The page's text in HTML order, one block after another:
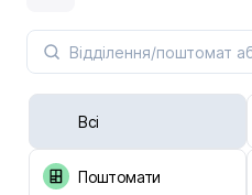
Всі
Поштомати